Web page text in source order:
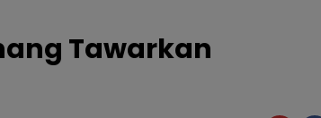
Tawarkan